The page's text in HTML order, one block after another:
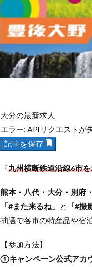
大分の最新求人
エラー: APIリクエストが
記事を保存
『九州横断鉄道沿線6市
熊本・八代・大分・別府
「#また来るね」 と 「#撮
抽選で各市の特産品や宿
【参加方法】
①キャンペーン公式アカ